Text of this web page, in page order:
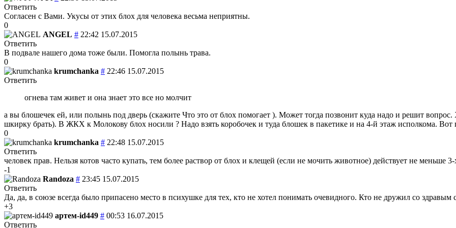
Ответить
Согласен с Вами. Укусы от этих блох для человека весьма неприятны.
0
ANGEL # 22:42 15.07.2015
Ответить
В подвале нашего дома тоже были. Помогла полынь трава.
0
krumchanka # 22:46 15.07.2015
Ответить
огнева там живет и она знает это все но молчит
а вы блошечек ей, или полынь под дверь (скажите Что это от блох помогает ). Может тогда позвонит куда надо и решит
шкирку брать). В ЖКХ к Молокову блох носили ? Надо взять коробочек и туда блошек в пакетике и на 4-й этаж исполкома.
0
krumchanka # 22:48 15.07.2015
Ответить
человек прав. Нельзя котов часто купать, тем более раствор от блох и клещей (если не мочить животное) действует не меньше
-1
Randoza # 23:45 15.07.2015
Ответить
Да, да, в союзе всегда было припасено место в психушке для тех, кто не хотел понимать очевидного. Кто не дружил со здравым
+3
артем-id449 # 00:53 16.07.2015
Ответить